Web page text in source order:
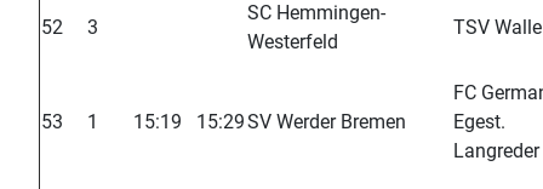
52 3
SC Hemmingen-
Westerfeld
TSV Walle
53 1 15:19 15:29SV Werder Bremen
FC
Egest.
Langreder